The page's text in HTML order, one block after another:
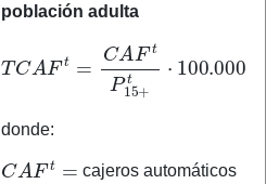
población adulta
Ft P 15
100.000
donde:
CA Ft=
cajeros automáticos